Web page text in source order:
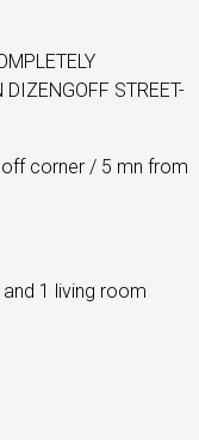
DIZENGOFF STREET-
corner / 5 mn from
1 living room